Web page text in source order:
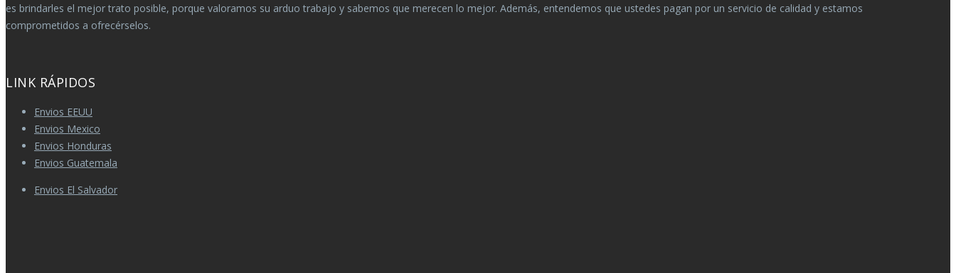
es brindarles el mejor trato posible, porque valoramos su arduo trabajo y sabemos que merecen lo mejor. Además, entendemos que ustedes pagan por un servicio de calidad y estamos
comprometidos a ofrecérselos.
LINK RÁPIDOS
Envios EEUU
Envios Mexico
Envios Honduras
Envios Guatemala
Envios El Salvador